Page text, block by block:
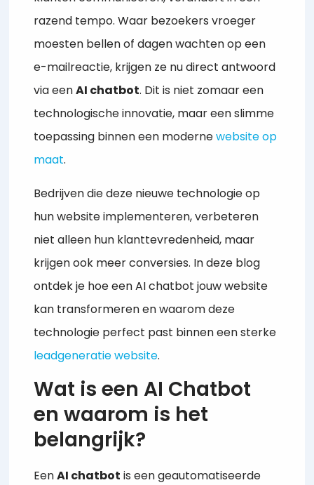
razend tempo. Waar bezoekers vroeger
moesten bellen of dagen wachten op een
e-mailreactie, krijgen ze nu direct antwoord
via eenAI chatbot. Dit is niet zomaar een
technologische innovatie, maar een slimme
toepassing binnen een modernewebsite op
maat.
Bedrijven die deze nieuwe technologie op
hun website implementeren, verbeteren
niet alleen hun klanttevredenheid, maar
krijgen ook meer conversies. In deze blog
ontdek je hoe een AI chatbot jouw website
kan transformeren en waarom deze
technologie perfect past binnen een sterke
leadgeneratie website.
Wat is een AI Chatbot
en waarom is het
belangrijk?
EenAI chatbot is een geautomatiseerde